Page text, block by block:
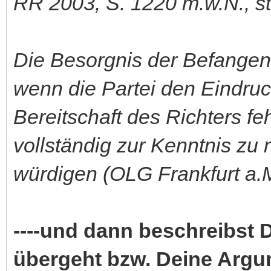
Die Besorgnis der
wenn die Partei den
Bereitschaft des Richters
vollständig zur Kenntnis zu
würdigen (OLG Frankfurt
----und dann beschreibst
übergeht bzw. Deine